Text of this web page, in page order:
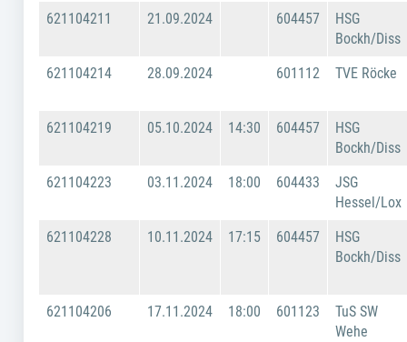
621104211 21.09.2024 604457
HSG
Bockh/Diss
621104214
28.09.2024 601112 TVE Röcke
621104219 05.10.2024 14:30 604457
HSG
Bockh/Diss
621104223
03.11.2024 18:00 604433
JSG
Hessel/Lox
621104228
10.11.2024 17:15 604457
HSG
Bockh/Diss
621104206 17.11.2024 18:00 601123
TuS SW
Wehe